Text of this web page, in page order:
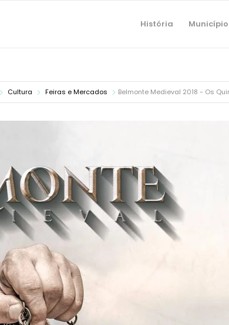
História Município
Cultura Feiras e Mercados Belmonte Medieval 2018 - Os